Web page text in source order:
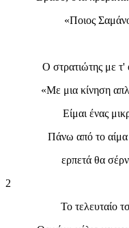
«Ποιος
Ο στρατιώτης με τ'
«Με μια κίνηση
Είμαι ένας
Πάνω από το αίμα
ερπετά θα
2
Το τελευταίο